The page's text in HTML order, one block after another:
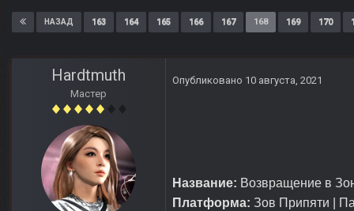
НАЗАД 163 164 165 166 167 168 169 170
Hardtmuth
Мастер
Опубликовано 10 августа, 2021
Название: Возвращение в
Платформа: Зов Припяти |